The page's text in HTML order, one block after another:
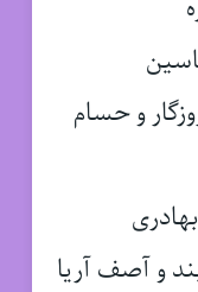
و حسام
و آصف آریا